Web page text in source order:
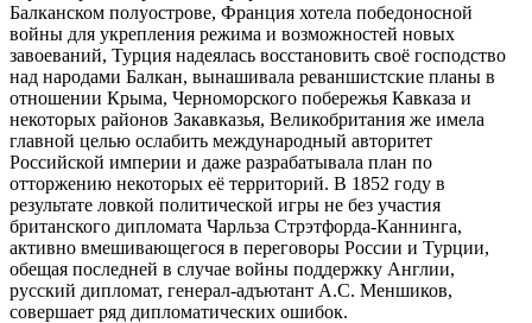
Балканском полуострове, Франция хотела победоносной
войны для укрепления режима и возможностей новых
завоеваний, Турция надеялась восстановить своё господство
над народами Балкан, вынашивала реваншистские планы в
отношении Крыма, Черноморского побережья Кавказа и
некоторых районов Закавказья, Великобритания же имела
главной целью ослабить международный авторитет
Российской империи и даже разрабатывала план по
отторжению некоторых её территорий. В 1852 году в
результате ловкой политической игры не без участия
британского дипломата Чарльза Стрэтфорда-Каннинга,
активно вмешивающегося в переговоры России и Турции,
обещая последней в случае войны поддержку Англии,
русский дипломат, генерал-адъютант А.С. Меншиков,
совершает ряд дипломатических ошибок.